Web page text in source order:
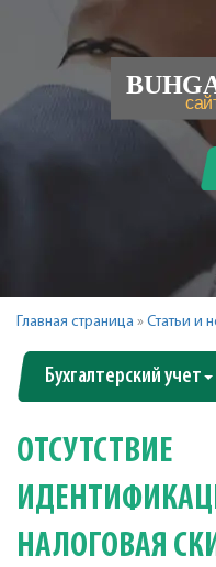
Главная страница » Статьи и
Бухгалтерский учет
ОТСУТСТВИЕ
НАЛОГОВАЯ